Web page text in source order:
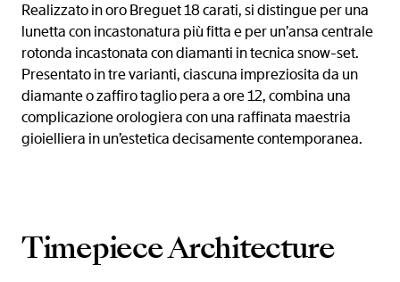
Realizzato in oro Breguet 18 carati, si distingue per una
lunetta con incastonatura più fitta e per un’ansa centrale
rotonda incastonata con diamanti in tecnica snow-set.
Presentato in tre varianti, ciascuna impreziosita da un
diamante o zaffiro taglio pera a ore 12, combina una
complicazione orologiera con una raffinata maestria
gioielliera in un’estetica decisamente contemporanea.
Timepiece Architecture